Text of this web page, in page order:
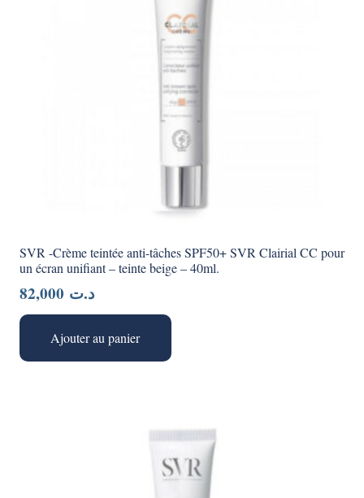
SVR -Crème teintée anti-tâches SPF50+ SVR Clairial CC pour
un écran unifiant – teinte beige – 40ml.
د.ت
Ajouter au panier